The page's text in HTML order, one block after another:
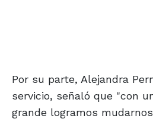
Por su parte, Alejandra
servicio, señaló que "con
grande logramos